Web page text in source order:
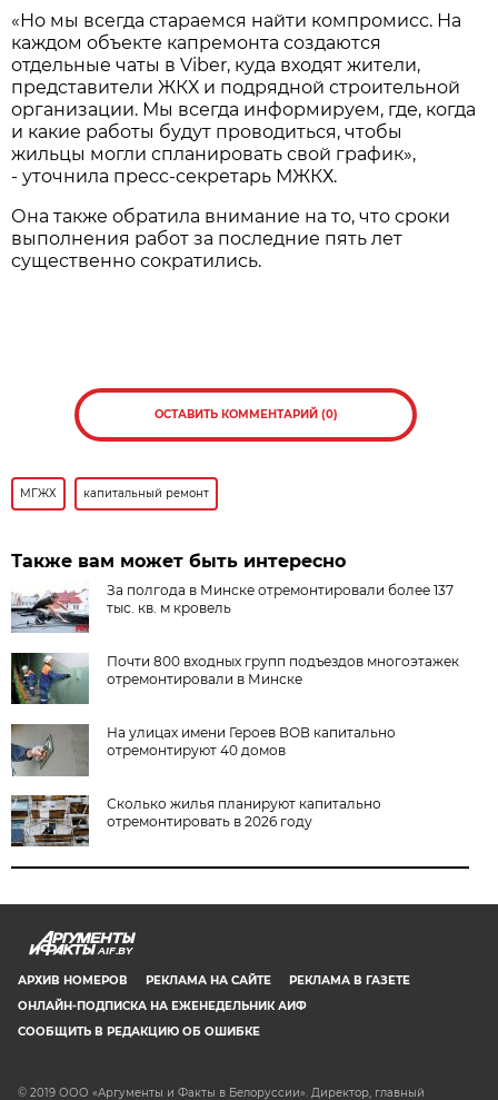
«Но мы всегда стараемся найти компромисс. На
каждом объекте капремонта создаются
отдельные чаты в Viber, куда входят жители,
представители ЖКХ и подрядной строительной
организации. Мы всегда информируем, где, когда
и какие работы будут проводиться, чтобы
жильцы могли спланировать свой график»,
- уточнила пресс-секретарь МЖКХ.
Она также обратила внимание на то, что сроки
выполнения работ за последние пять лет
существенно сократились.
ОСТАВИТЬ КОММЕНТАРИЙ (0)
МГЖХ капитальный ремонт
Также вам может быть интересно
За полгода в Минске отремонтировали более 137
тыс. кв. м кровель
Почти 800 входных групп подъездов многоэтажек
отремонтировали в Минске
На улицах имени Героев ВОВ капитально
отремонтируют 40 домов
Сколько жилья планируют капитально
отремонтировать в 2026 году
AIF.BY
АРХИВ НОМЕРОВ РЕКЛАМА НА САЙТЕ
РЕКЛАМА В ГАЗЕТЕ
ОНЛАЙН-ПОДПИСКА НА ЕЖЕНЕДЕЛЬНИК АИФ
СООБЩИТЬ В РЕДАКЦИЮ ОБ ОШИБКЕ
© 2019 ООО «Аргументы и Факты в Белоруссии». Директор, главный